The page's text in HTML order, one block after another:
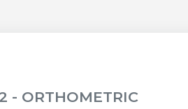
- ORTHOMETRIC